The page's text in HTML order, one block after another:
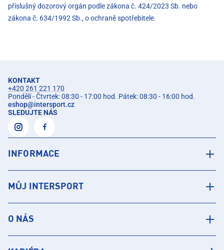
příslušný dozorový orgán podle zákona č. 424/2023 Sb. nebo
zákona č. 634/1992 Sb., o ochraně spotřebitele.
KONTAKT
+420 261 221 170
Pondělí - Čtvrtek: 08:30 - 17:00 hod. Pátek: 08:30 - 16:00 hod.
eshop@intersport.cz
SLEDUJTE NÁS
INFORMACE
MŮJ INTERSPORT
O NÁS